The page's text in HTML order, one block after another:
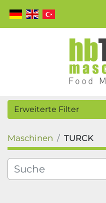
Erweiterte Filter
Kategorie
Hersteller
Maschinen TURCK